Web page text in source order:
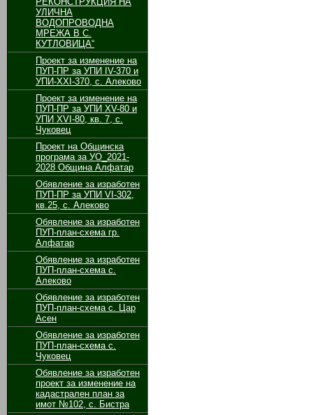
УЛИЧНА
ВОДОПРОВОДНА
МРЕЖА В С.
КУТЛОВИЦА“
Проект за изменение на
ПУП-ПР за УПИ ІV-370 и
УПИ-ХХІ-370, с. Алеково
Проект за изменение на
ПУП-ПР за УПИ ХV-80 и
УПИ ХVІ-80, кв. 7, с.
Чуковец
Проект на Общинска
програма за УО_2021-
2028 Община Алфатар
Обявление за изработен
ПУП-ПР за УПИ VІ-302,
кв.25, с. Алеково
Обявление за изработен
ПУП-план-схема гр.
Алфатар
Обявление за изработен
ПУП-план-схема с.
Алеково
Обявление за изработен
ПУП-план-схема с. Цар
Асен
Обявление за изработен
ПУП-план-схема с.
Чуковец
Обявление за изработен
проект за изменение на
кадастрален план за
имот №102, с. Бистра